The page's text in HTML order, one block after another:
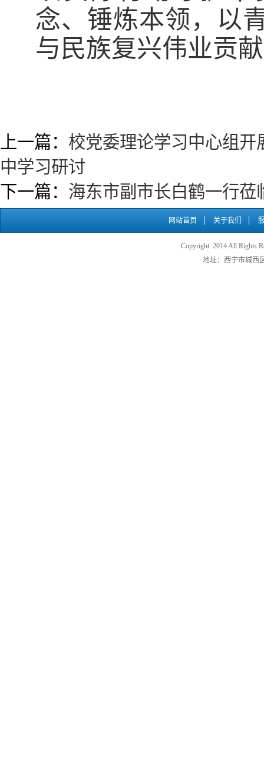
念、锤炼本领，以
与民族复兴伟业贡
上一篇： 校党委理论学习中心组
中学习研讨
下一篇： 海东市副市长白鹤一行莅
网站首页 关于我们
Copyright 2014 All Rights
地址：西宁市城西